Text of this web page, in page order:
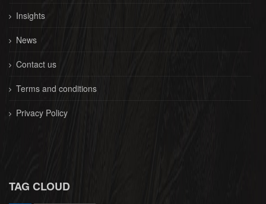
Insights
News
Contact us
Terms and conditions
Privacy Policy
TAG CLOUD